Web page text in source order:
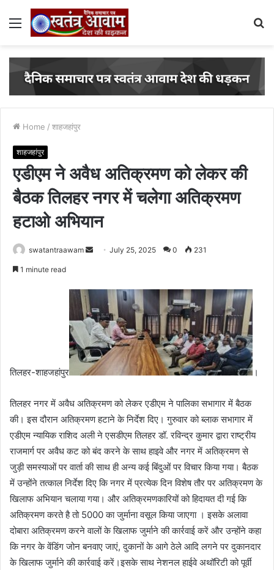
Menu
Home / शाहजहांपुर
शाहजहांपुर
एडीएम ने अवैध अतिक्रमण को लेकर की
बैठक तिलहर नगर में चलेगा अतिक्रमण
हटाओ अभियान
swatantraawam
a
n
e
m
a
July 25, 2025 0 231
1 minute read
तिलहर-शाहजहांपुर ।
तिलहर नगर में अवैध अतिक्रमण को लेकर एडीएम ने पालिका सभागार में बैठक
की। इस दौरान अतिक्रमण हटाने के निर्देश दिए। गुरुवार को ब्लाक सभागार में
एडीएम न्यायिक राशिद अली ने एसडीएम तिलहर डॉ. रविन्द्र कुमार द्वारा राष्ट्रीय
राजमार्ग पर अवैध कट को बंद करने के साथ हाइवे और नगर में अतिक्रमण से
जुड़ी समस्याओं पर वार्ता की साथ ही अन्य कई बिंदुओं पर विचार किया गया। बैठक
में उन्होंने तत्काल निर्देश दिए कि नगर में प्रत्येक दिन विशेष तौर पर अतिक्रमण के
खिलाफ अभियान चलाया गया। और अतिक्रमणकारियों को हिदायत दी गई कि
अतिक्रमण करते है तो 5000 का जुर्माना वसूल किया जाएगा । इसके अलावा
दोबारा अतिक्रमण करने वालों के खिलाफ जुर्माने की कार्रवाई करें और उन्होंने कहा
कि नगर के वेंडिंग जोन बनवाए जाएं, दुकानों के आगे ठेले आदि लगने पर दुकानदार
के खिलाफ जुर्माने की कार्रवाई करें।इसके साथ नेशनल हाईवे अथॉरिटी को पूर्वी